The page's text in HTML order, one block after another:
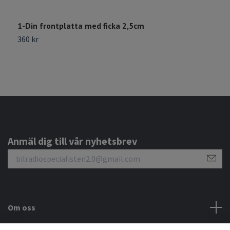
1-Din frontplatta med ficka 2,5cm
360 kr
Anmäl dig till vår nyhetsbrev
Om oss